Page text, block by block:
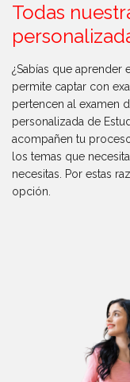
Todas
¿Sabías que
permite captar con
pertencen al examen
personalizada de
acompañen tu
los temas que
necesitas. Por estas
opción.